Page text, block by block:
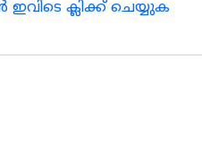
ക്ലിക്ക് ചെയ്യുക